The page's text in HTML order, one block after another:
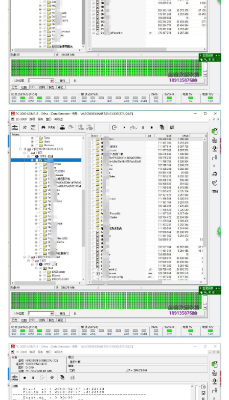
数
据
恢
复
成
设
备
展
示
常
登录 注册